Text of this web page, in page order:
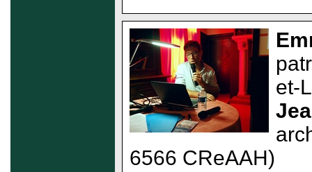
et-
6566 CReAAH)